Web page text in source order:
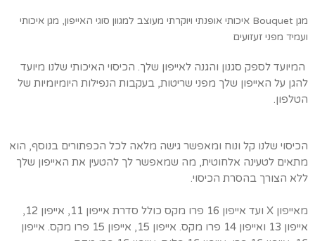
מגן Bouquet איכותי אופנתי ויוקרתי מעוצב למגוון סוגי האייפון, מגן איכותי
ועמיד מפני זעזועים
המיועד לספק סגנון והגנה לאייפון שלך. הכיסוי האיכותי שלנו מיועד
להגן על האייפון שלך מפני שריטות, בעקבות הנפילות היומיומיות של
הטלפון.
הכיסוי שלנו קל ונוח ומאפשר גישה מלאה לכל הכפתורים בנוסף, הוא
מתאים לטעינה אלחוטית, מה שמאפשר לך להטעין את האייפון שלך
ללא הצורך בהסרת הכיסוי.
מאייפון X ועד אייפון 16 פרו מקס כולל סדרת אייפון 11, אייפון 12,
אייפון 13 ואייפון 14 פרו מקס. אייפון 15, אייפון 15 פרו מקס. אייפון